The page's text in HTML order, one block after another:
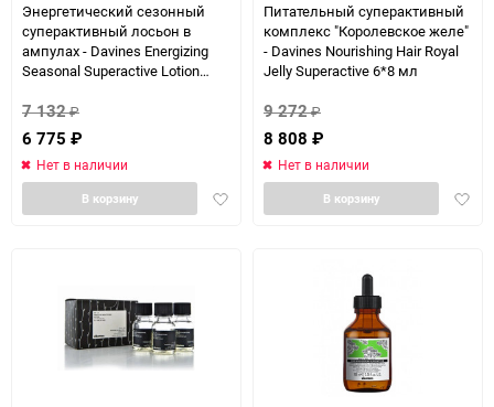
Энергетический сезонный
суперактивный лосьон в
ампулах - Davines Energizing
Seasonal Superactive Lotion
7 132₽
6 775 ₽
Нет в наличии
Добавить
В корзину
Питательный суперактивный
комплекс "Королевское желе"
- Davines Nourishing Hair Royal
Jelly Superactive 6*8 мл
9 272₽
8 808 ₽
Нет в наличии
В корзину